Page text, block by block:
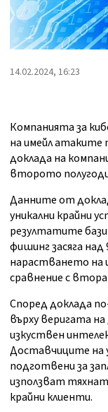
14.02.2024, 16:23
Компанията за
на имейл атаките
доклада на
второто
Данните от
уникални крайни
резултатите
фишинг засяга
нарастването на
сравнение с
Според доклада
върху веригата
изкуствен
Доставчиците на
подготвени за
използват
крайни клиенти.